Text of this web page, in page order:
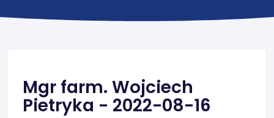
Mgr farm. Wojciech
Pietryka - 2022-08-16